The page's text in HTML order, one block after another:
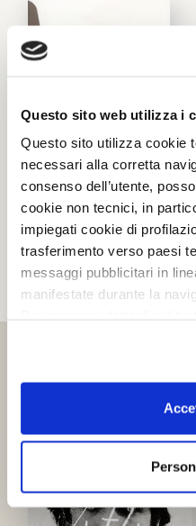
Questo sito web utilizza i
Questo sito utilizza cookie
necessari alla corretta
consenso dell’utente,
cookie non tecnici, in
impiegati cookie di
trasferimento verso paesi
messaggi pubblicitari in
manifestate durante la
scelte privacy sui cookie,
dell’informativa cookie.
Chiudendo il banner tramite
dei soli cookie tecnici.
il tuo consenso alla
ogni momentoRevoca
Stella oceanis
Alain Elkann